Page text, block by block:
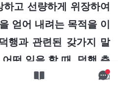
고 선량하게 위장하여
얻어 내려는 목적을 이
행과 관련된 갖가지 말
떤 일을 할 때, 덕행 측
품을 드러내도록 요구